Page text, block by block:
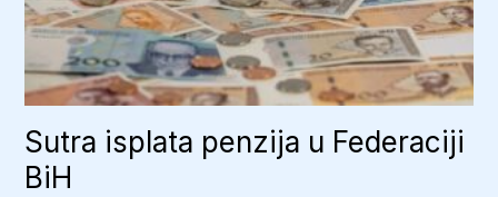
Sutra isplata penzija u Federaciji
BiH